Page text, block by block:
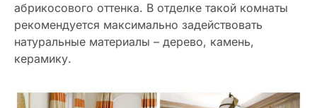
абрикосового оттенка. В отделке такой комнаты
рекомендуется максимально задействовать
натуральные материалы – дерево, камень,
керамику.